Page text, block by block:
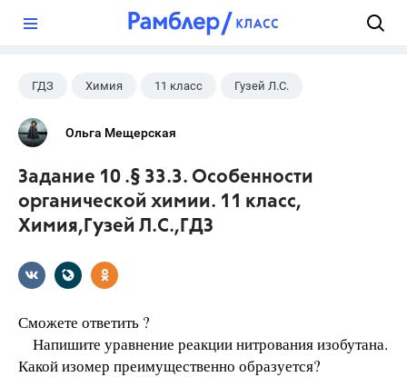
ГДЗ Химия 11 класс Гузей Л.С.
Ольга Мещерская
Задание 10 .§ 33.3. Особенности
органической химии. 11 класс,
Химия,Гузей Л.С.,ГДЗ
Сможете ответить ?
Напишите уравнение реакции нитрования изобутана.
Какой изомер преимущественно образуется?